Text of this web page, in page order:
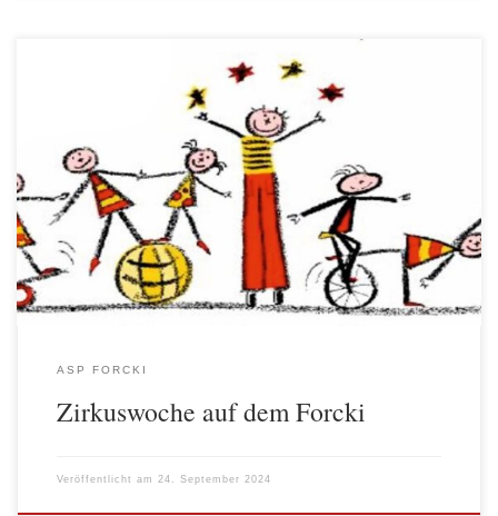
Vom 6. bis zum 9. August 2024 verwandelte sich der ASP Forcki
in eine bunte Zirkuswelt als die Zirkus Woche stattfand.
Zirkusexperte Olli und das Team des Abenteuerspielplatzes hatten
eine ganze Woche voller Training und Spaß organisiert, bei der die
Kinder in verschiedene Zirkusdisziplinen eintauchen konnten. Es
wurde jongliert, der […]
ASP FORCKI
Zirkuswoche auf dem Forcki
Veröffentlicht am 24. September 2024